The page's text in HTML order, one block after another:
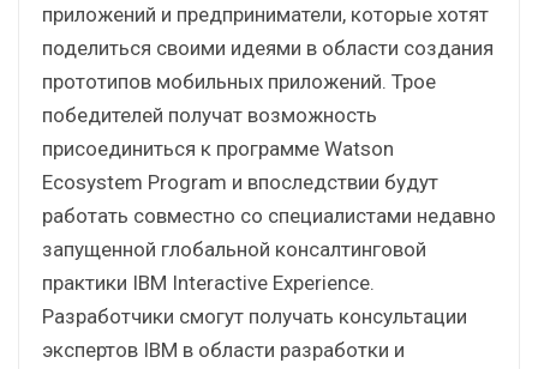
приложений и предприниматели, которые хотят
поделиться своими идеями в области создания
прототипов мобильных приложений. Трое
победителей получат возможность
присоединиться к программе Watson
Ecosystem Program и впоследствии будут
работать совместно со специалистами недавно
запущенной глобальной консалтинговой
практики IBM Interactive Experience.
Разработчики смогут получать консультации
экспертов IBM в области разработки и